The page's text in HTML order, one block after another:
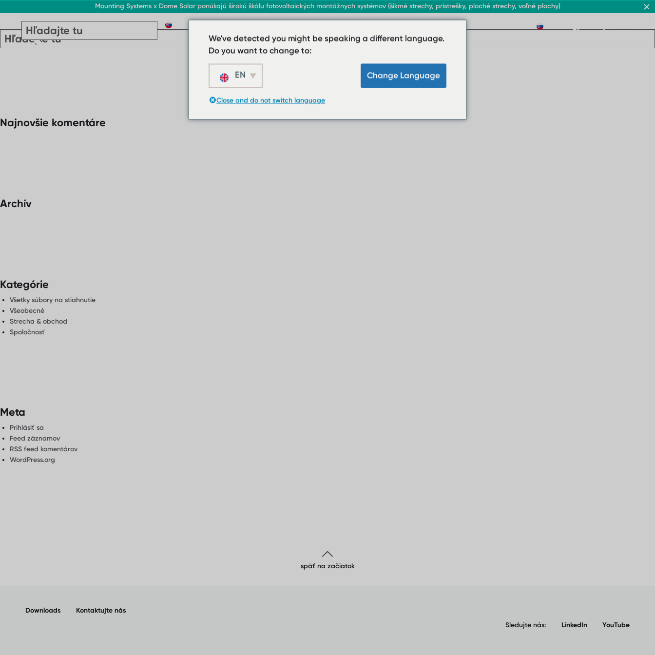
Mounting Systems x Dome Solar ponúkajú širokú škálu fotovoltaických montážnych systémov (šikmé strechy, prístrešky, ploché strechy, voľné plochy)
Najnovšie komentáre
Archív
Kategórie
Všetky súbory na stiahnutie
Všeobecné
Strecha & obchod
Spoločnosť
Meta
Prihlásiť sa
Feed záznamov
RSS feed komentárov
WordPress.org
späť na začiatok
Downloads
Kontaktujte nás
Sledujte nás:
LinkedIn YouTube
We've detected you might be speaking a different language.
Do you want to change to:
EN Change Language
Close and do not switch language